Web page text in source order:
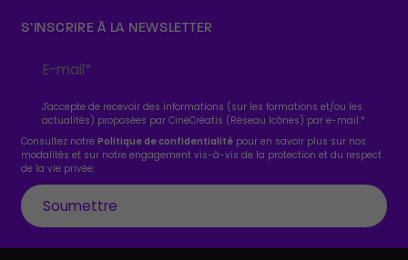
S’INSCRIRE À LA NEWSLETTER
J'accepte de recevoir des informations (sur les formations et/ou les
actualités) proposées par CinéCréatis (Réseau Icônes) par e-mail.*
Consultez notrePolitique de confidentialité pour en savoir plus sur nos
modalités et sur notre engagement vis-à-vis de la protection et du respect
de la vie privée.